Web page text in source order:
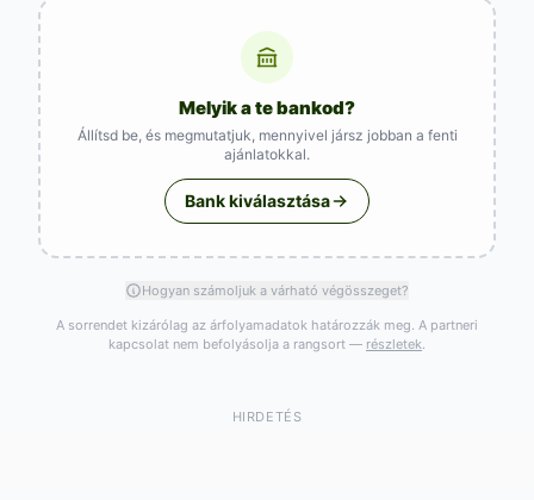
Melyik a te bankod?
Állítsd be, és megmutatjuk, mennyivel jársz jobban a fenti
ajánlatokkal.
Bank kiválasztása
Hogyan számoljuk a várható végösszeget?
A sorrendet kizárólag az árfolyamadatok határozzák meg. A partneri
kapcsolat nem befolyásolja a rangsort — részletek
HIRDETÉS